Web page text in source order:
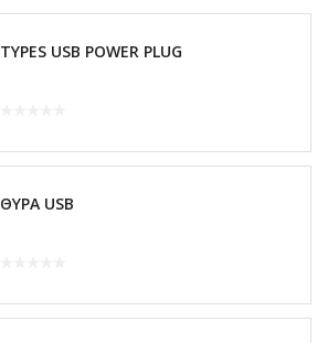
TYPES USB POWER PLUG
ΘΥΡΑ USB